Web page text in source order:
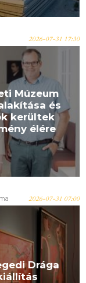
2026-07-31 17:30
Múzeum
és
kerültek
élére
2026-07-31 07:00
Drága